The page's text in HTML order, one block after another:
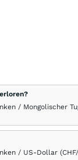
/ Mongolischer
/ US-Dollar